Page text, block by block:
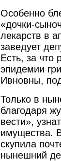
Особенно
«дочки-
лекарств в
заведует
Есть, за что
эпидемии
Ивновны,
Только в
благодаря
вести»,
имущества.
скупила
нынешний